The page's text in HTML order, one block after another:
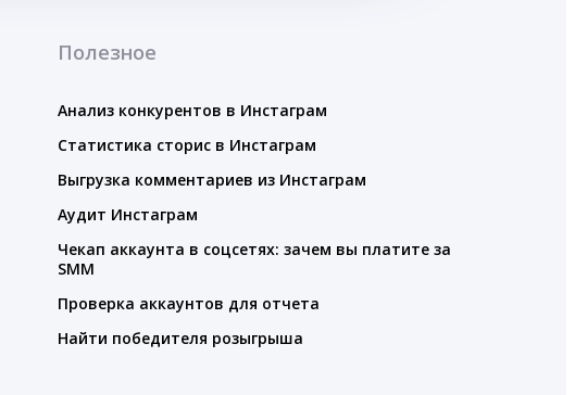
Полезное
Анализ конкурентов в Инстаграм
Статистика сторис в Инстаграм
Выгрузка комментариев из Инстаграм
Аудит Инстаграм
Чекап аккаунта в соцсетях: зачем вы платите за
SMM
Проверка аккаунтов для отчета
Найти победителя розыгрыша